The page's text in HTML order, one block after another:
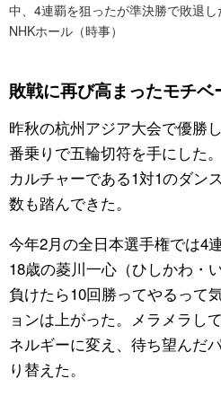
中、4連覇を狙ったが準決勝で敗退
NHKホール（時事）
敗戦に再び高まったモチベ
昨秋の杭州アジア大会で優勝
番乗りで五輪切符を手にした
カルチャーである1対1のダン
数も踏んできた。
今年2月の全日本選手権では4
18歳の菱川一心（ひしかわ・
負けたら10回勝ってやるって
ョンは上がった。メラメラし
ネルギーに変え、待ち望んだ
り替えた。